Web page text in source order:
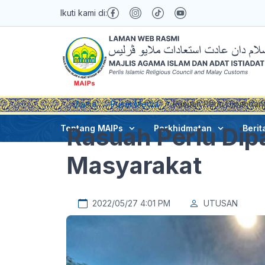
Ikuti kami di:
Tentang MAIPs Perkhidmatan
Utama Pusat Media Rasuah Perlu
Rasuah Perlu
Masyarakat
2022/05/27 4:01 PM UTUSAN